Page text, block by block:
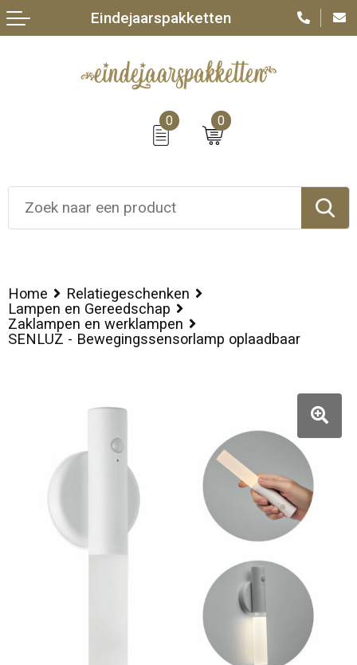
0 0
Eindejaarspakketten
Home
Relatiegeschenken
Lampen en Gereedschap
Zaklampen en werklampen
SENLUZ - Bewegingssensorlamp oplaadbaar